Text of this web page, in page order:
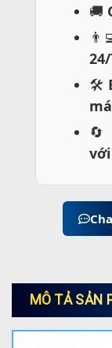
🚚
🛠️
🔄
MÔ TẢ SẢN